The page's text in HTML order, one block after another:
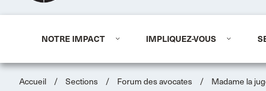
NOTRE IMPACT IMPLIQUEZ-VOUS
Accueil / Sections / Forum des avocates / Madame la